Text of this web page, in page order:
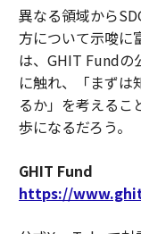
異なる領域から
方について示唆に
は、GHIT Fundの
に触れ、「まずは
るか」を考えるこ
歩になるだろう。
GHIT Fund
https://